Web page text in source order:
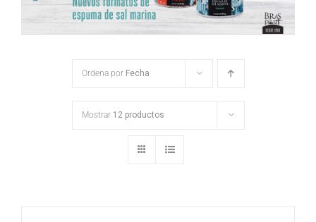
Ordena por Fecha
Mostrar 12 productos